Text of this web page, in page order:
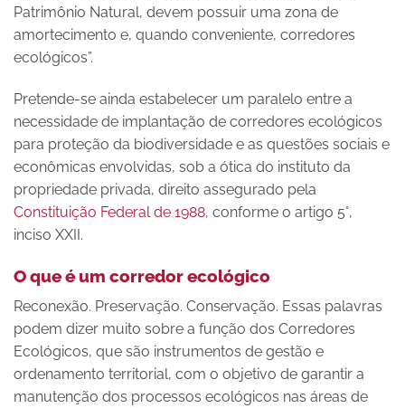
Patrimônio Natural, devem possuir uma zona de
amortecimento e, quando conveniente, corredores
ecológicos”.
Pretende-se ainda estabelecer um paralelo entre a
necessidade de implantação de corredores ecológicos
para proteção da biodiversidade e as questões sociais e
econômicas envolvidas, sob a ótica do instituto da
propriedade privada, direito assegurado pela
Constituição Federal de 1988, conforme o artigo 5°,
inciso XXII.
O que é um corredor ecológico
Reconexão. Preservação. Conservação. Essas palavras
podem dizer muito sobre a função dos Corredores
Ecológicos, que são instrumentos de gestão e
ordenamento territorial, com o objetivo de garantir a
manutenção dos processos ecológicos nas áreas de